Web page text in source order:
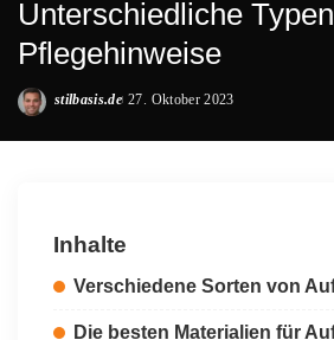
Unterschiedliche
Pflegehinweise
Posted
stilbasis.de 27. Oktober 2023
Inhalte
Verschiedene Sorten von
Die besten Materialien für